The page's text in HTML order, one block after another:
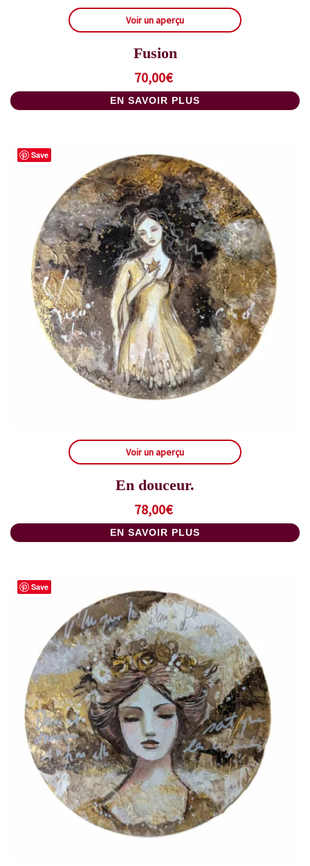
Voir un aperçu
Fusion
70,00€
EN SAVOIR PLUS
Save
Voir un aperçu
En douceur.
78,00€
EN SAVOIR PLUS
Save